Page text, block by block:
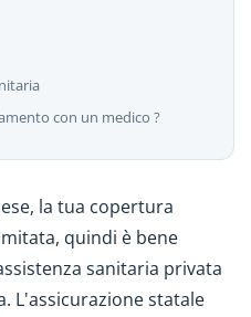
con un medico ?
la tua copertura
quindi è bene
sanitaria privata
L'assicurazione statale